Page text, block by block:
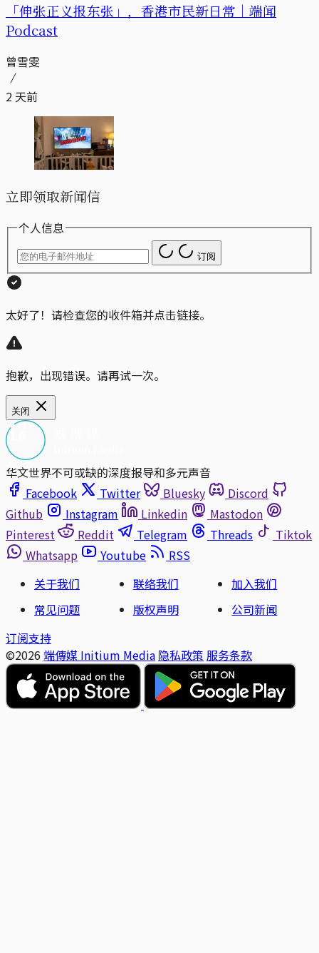
「伸张正义报东张」，香港市民新日常｜端闻
Podcast
曾雪雯
2 天前
立即领取新闻信
个人信息
订阅
太好了！请检查您的收件箱并点击链接。
抱歉，出现错误。请再试一次。
关闭
华文世界不可或缺的深度报导和多元声音
Facebook
Twitter Bluesky
Discord
Github
Instagram Linkedin
Mastodon
Pinterest
Reddit Telegram Threads
Tiktok
Whatsapp
Youtube
RSS
关于我们
联络我们
加入我们
常见问题
版权声明
公司新闻
订阅支持
©2026 端傳媒 Initium Media 隐私政策 服务条款